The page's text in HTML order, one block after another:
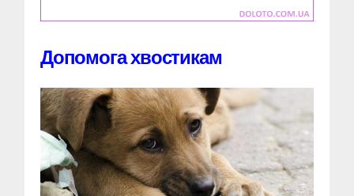
Допомога хвостикам